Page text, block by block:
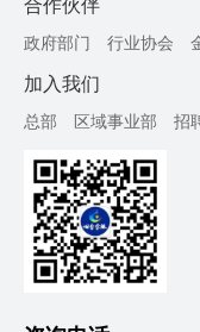
合作伙伴
政府部门 行业协会
加入我们
总部 区域事业部 招